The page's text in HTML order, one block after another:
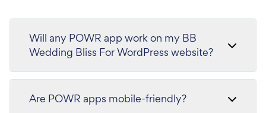
Will any POWR app work on my BB
Wedding Bliss For WordPress website?
Are POWR apps mobile-friendly?